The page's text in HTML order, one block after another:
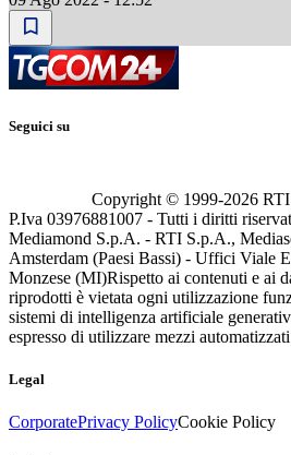
Seguici su
Copyright © 1999-2026
P.Iva 03976881007 - Tutti i diritti
Mediamond S.p.A. - RTI S.p.A.,
Amsterdam (Paesi Bassi) - Uffici Viale
Monzese (MI)Rispetto ai contenuti e ai
riprodotti è vietata ogni utilizzazione
sistemi di intelligenza artificiale
espresso di utilizzare mezzi
Legal
CorporatePrivacy PolicyCookie Policy